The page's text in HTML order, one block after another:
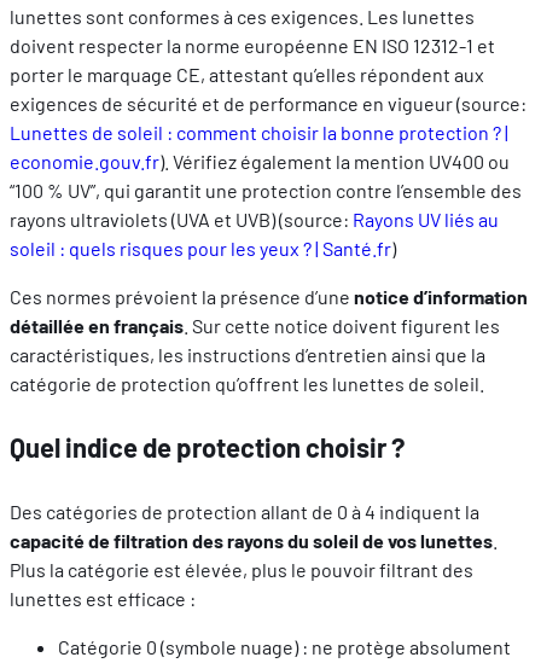
lunettes sont conformes à ces exigences. Les lunettes
doivent respecter la norme européenne EN ISO 12312-1 et
porter le marquage CE, attestant qu’elles répondent aux
exigences de sécurité et de performance en vigueur (source:
Lunettes de soleil : comment choisir la bonne protection ? |
economie.gouv.fr). Vérifiez également la mention UV400 ou
“100 % UV”, qui garantit une protection contre l’ensemble des
rayons ultraviolets (UVA et UVB) (source: Rayons UV liés au
soleil : quels risques pour les yeux ? | Santé.fr)
Ces normes prévoient la présence d’une notice d’information
détaillée en français . Sur cette notice doivent figurent les
caractéristiques, les instructions d’entretien ainsi que la
catégorie de protection qu’offrent les lunettes de soleil.
Quel indice de protection choisir ?
Des catégories de protection allant de 0 à 4 indiquent la
capacité de filtration des rayons du soleil de vos lunettes
Plus la catégorie est élevée, plus le pouvoir filtrant des
lunettes est efficace :
Catégorie 0 (symbole nuage) : ne protège absolument